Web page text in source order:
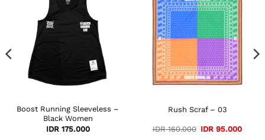
Boost Running Sleeveless –
Black Women
IDR175.000
Rush Scraf – 03
IDR160.000 Original
IDR 95.000